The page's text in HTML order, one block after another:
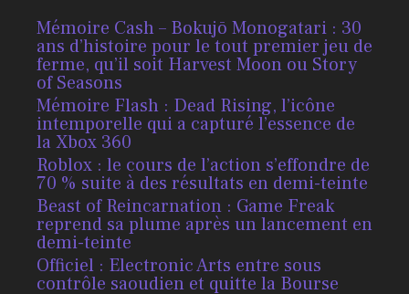
Mémoire Cash – Bokujō Monogatari : 30
ans d’histoire pour le tout premier jeu de
ferme, qu’il soit Harvest Moon ou Story
of Seasons
Mémoire Flash : Dead Rising, l’icône
intemporelle qui a capturé l’essence de
la Xbox 360
Roblox : le cours de l’action s’effondre de
70 % suite à des résultats en demi-teinte
Beast of Reincarnation : Game Freak
reprend sa plume après un lancement en
demi-teinte
Officiel : Electronic Arts entre sous
contrôle saoudien et quitte la Bourse